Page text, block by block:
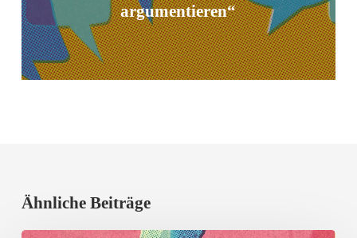
argumentieren“
Ähnliche Beiträge